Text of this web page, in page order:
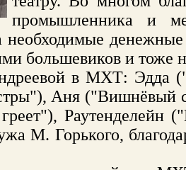
промышленника и
необходимые
большевиков и тоже
в МХТ: Эдда
Аня ("Вишнёвый
Раутенделейн
М. Горького,